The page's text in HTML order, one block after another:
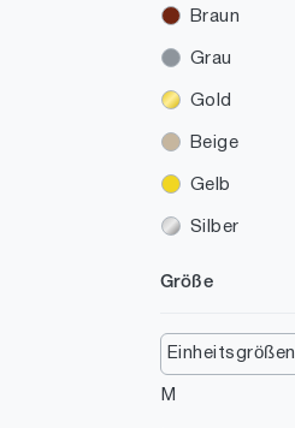
Braun
Grau
Gold
Beige
Gelb
Silber
Größe
Einheitsgrößen
M